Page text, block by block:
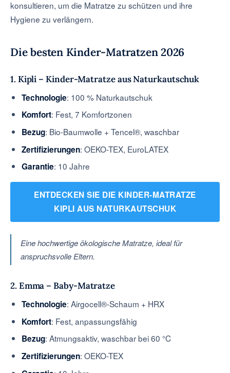
konsultieren, um die Matratze zu schützen und ihre
Hygiene zu verlängern.
Die besten Kinder-Matratzen 2026
1. Kipli – Kinder-Matratze aus Naturkautschuk
Technologie: 100 % Naturkautschuk
Komfort: Fest, 7 Komfortzonen
Bezug: Bio-Baumwolle + Tencel®, waschbar
Zertifizierungen: OEKO-TEX, EuroLATEX
Garantie: 10 Jahre
ENTDECKEN SIE DIE KINDER-MATRATZE
KIPLI AUS NATURKAUTSCHUK
Eine hochwertige ökologische Matratze, ideal für
anspruchsvolle Eltern.
2. Emma – Baby-Matratze
Technologie: Airgocell®-Schaum + HRX
Komfort: Fest, anpassungsfähig
Bezug: Atmungsaktiv, waschbar bei 60 °C
Zertifizierungen: OEKO-TEX